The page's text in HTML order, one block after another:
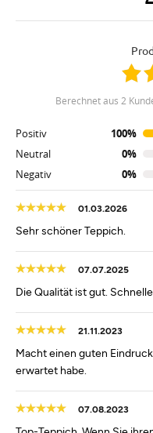
berechnet aus 2
Positiv
100%
Neutral
0%
Negativ
0%
01.03.2026
Sehr schöner Teppich.
07.07.2025
Die Qualität ist gut.
21.11.2023
Macht einen guten
erwartet habe.
07.08.2023